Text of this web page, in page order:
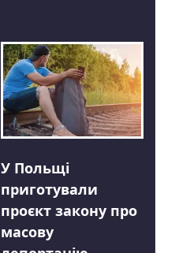
У Польщі
приготували
проєкт закону про
масову